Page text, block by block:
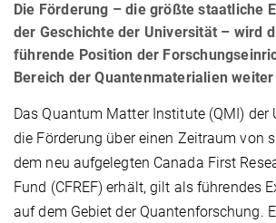
Die Förderung – die größte staatliche
der Geschichte der Universität – wird
führende Position der
Bereich der Quantenmaterialien
Das Quantum Matter Institute (QMI) der
die Förderung über einen Zeitraum von
dem neu aufgelegten Canada First
Fund (CFREF) erhält, gilt als führendes
auf dem Gebiet der Quantenforschung.